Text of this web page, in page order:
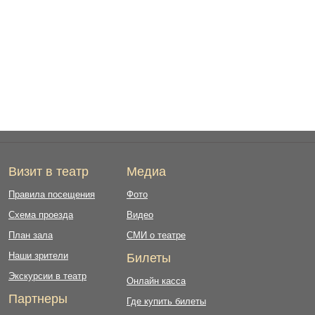
Визит в театр
Правила посещения
Схема проезда
План зала
Наши зрители
Экскурсии в театр
Партнеры
Медиа
Фото
Видео
СМИ о театре
Билеты
Онлайн касса
Где купить билеты